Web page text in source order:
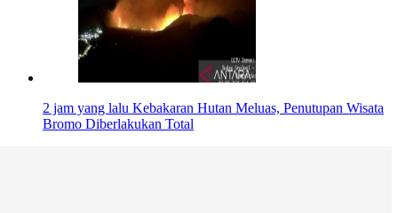
2 jam yang lalu Kebakaran Hutan Meluas, Penutupan Wisata
Bromo Diberlakukan Total